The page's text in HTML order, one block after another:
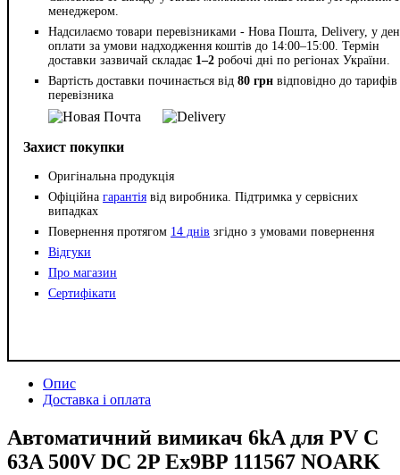
менеджером.
Надсилаємо товари перевізниками - Нова Пошта, Delivery, у
оплати за умови надходження коштів до 14:00–15:00. Термін
доставки зазвичай складає 1–2 робочі дні по регіонах України.
Вартість доставки починається від 80 грн відповідно до тарифів
перевізника
Захист покупки
Оригінальна продукція
Офіційна гарантія від виробника. Підтримка у сервісних
випадках
Повернення протягом 14 днів згідно з умовами повернення
Відгуки
Про магазин
Сертифікати
Опис
Доставка і оплата
Автоматичний вимикач 6kA для PV C
63A 500V DC 2P Ex9BP 111567 NOARK